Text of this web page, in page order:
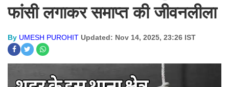
फांसी लगाकर समाप्त की जीवनलीला
By UMESH PUROHIT Updated: Nov 14, 2025, 23:26 IST